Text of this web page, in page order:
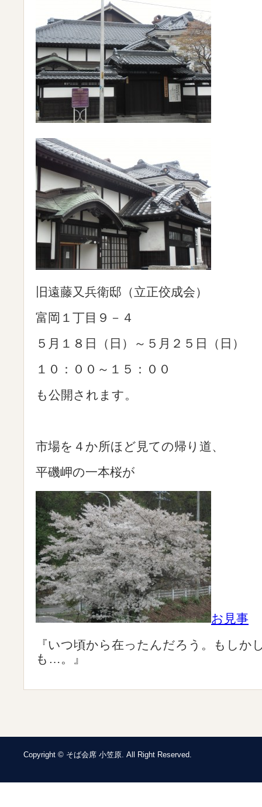
旧遠藤又兵衛邸（立正佼成会）
富岡１丁目９－４
５月１８日（日）～５月２５日（日）
１０：００～１５：００
も公開されます。
市場を４か所ほど見ての帰り道、
平磯岬の一本桜が
お見事
『いつ頃から在ったんだろう。もしか
も…。』
Copyright © そば会席 小笠原. All Right Reserved.